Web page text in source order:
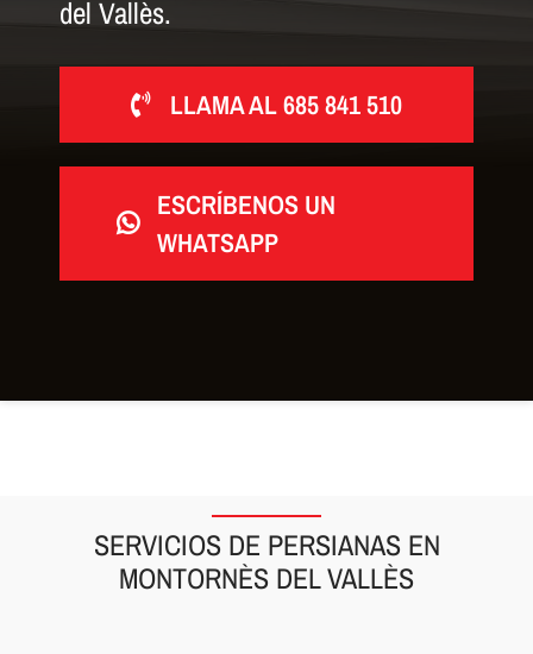
del Vallès.
LLAMA AL 685 841 510
ESCRÍBENOS UN
WHATSAPP
SERVICIOS DE PERSIANAS EN
MONTORNÈS DEL VALLÈS